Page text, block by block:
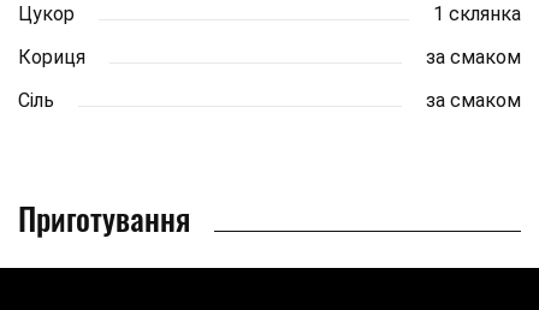
Цукор
1 склянка
Кориця
за смаком
Сіль
за смаком
Приготування